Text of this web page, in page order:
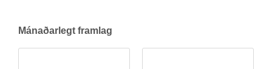
Mánaðarlegt framlag